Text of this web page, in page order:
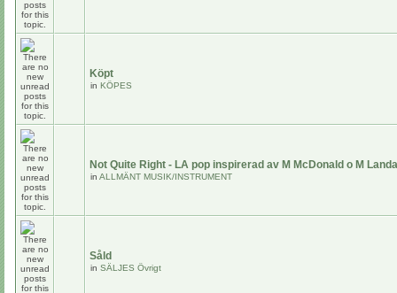
Köpt
in KÖPES
Not Quite Right - LA pop inspirerad av M McDonald o M
in ALLMÄNT MUSIK/INSTRUMENT
Såld
in SÄLJES Övrigt